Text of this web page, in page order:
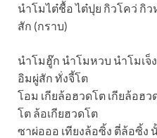
นำโมไต๋ชื้อ ไต๋ปุย กิวโคว่ กิว
สัก (กราบ)
นำโมฮู๊ก นำโมหวบ นำโมเจ็
อิมผู่สัก ทั่งจี้โต
โอม เกียล้อฮวดโต เกียล้อฮ
โต ล้อเกียฮวดโต
ซาผ่อออ เทียงล้อซิ้ง ตี่ล้อซิ้ง